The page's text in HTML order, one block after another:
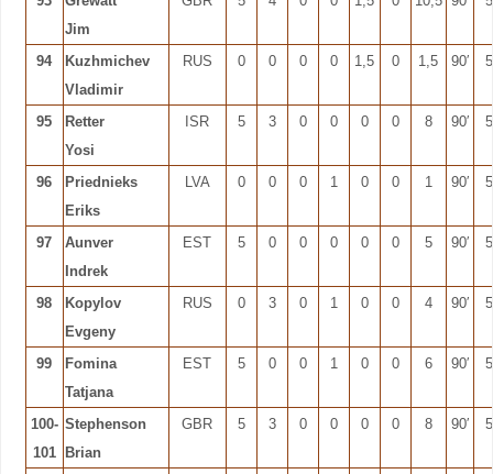
Jim
94
Kuzhmichev
Vladimir
RUS 0 0 0 0 1,5 0 1,5 90′ 5
95
Retter
Yosi
ISR 5 3 0 0 0 0 8 90′ 5
96
Priednieks
Eriks
LVA 0 0 0 1 0 0 1 90′ 5
97
Aunver
Indrek
EST 5 0 0 0 0 0 5 90′ 5
98
Kopylov
Evgeny
RUS 0 3 0 1 0 0 4 90′ 5
99
Fomina
Tatjana
EST 5 0 0 1 0 0 6 90′ 5
100-
101
Stephenson
Brian
GBR 5 3 0 0 0 0 8 90′ 5